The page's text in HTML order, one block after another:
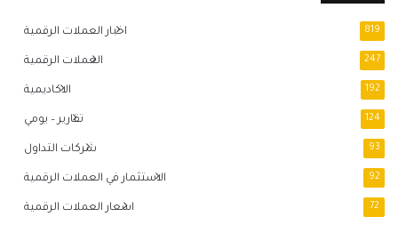
اخبار العملات الرقمية 819
العملات الرقمية 247
الاكاديمية 192
تقارير – يومي 124
شركات التداول 93
الاستثمار في العملات الرقمية 92
اسعار العملات الرقمية 72